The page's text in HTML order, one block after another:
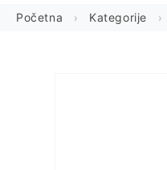
Početna Kategorije